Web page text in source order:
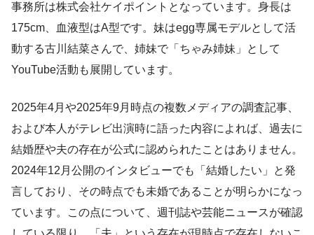
事務所は株式会社ケイポイントとなっています。身長は
175cm、血液型はA型です。妹はegg専属モデルとして活
動する古川結菜さんで、姉妹で「ちゃみ姉妹」として
YouTube活動も展開しています。
2025年4月や2025年9月時点の複数メディアの調査記事、
および本人がテレビ出演時に語った内容によれば、過去に
結婚歴や夫の存在が公式に認められたことはありません。
2024年12月公開のインタビューでも「結婚したい」と発
言しており、その時点でも未婚であることが明らかになっ
ています。この点について、週刊誌や芸能ニュースが確認